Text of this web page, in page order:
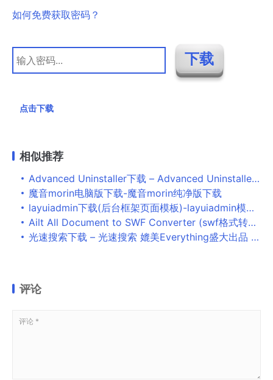
如何免费获取密码？
点击下载
相似推荐
Advanced Uninstaller下载 – Advanced Uninstaller PRO 卸载清理工具 12.25 官方免费版
魔音morin电脑版下载-魔音morin纯净版下载
layuiadmin下载(后台框架页面模板)-layuiadmin模板最新破解版v2.4.5 单页版下载
Ailt All Document to SWF Converter (swf格式转换器) V5.4.1 最新安装版(附注册机)
光速搜索下载 – 光速搜索 媲美Everything盛大出品 3.2.0.3 官方免费版
评论